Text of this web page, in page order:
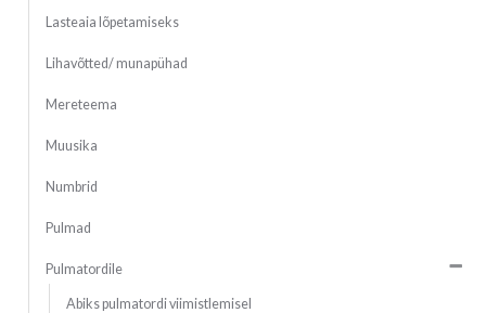
Lasteaia lõpetamiseks
Lihavõtted/ munapühad
Mereteema
Muusika
Numbrid
Pulmad
Pulmatordile
Abiks pulmatordi viimistlemisel